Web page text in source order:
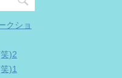
クショ
)2
)1